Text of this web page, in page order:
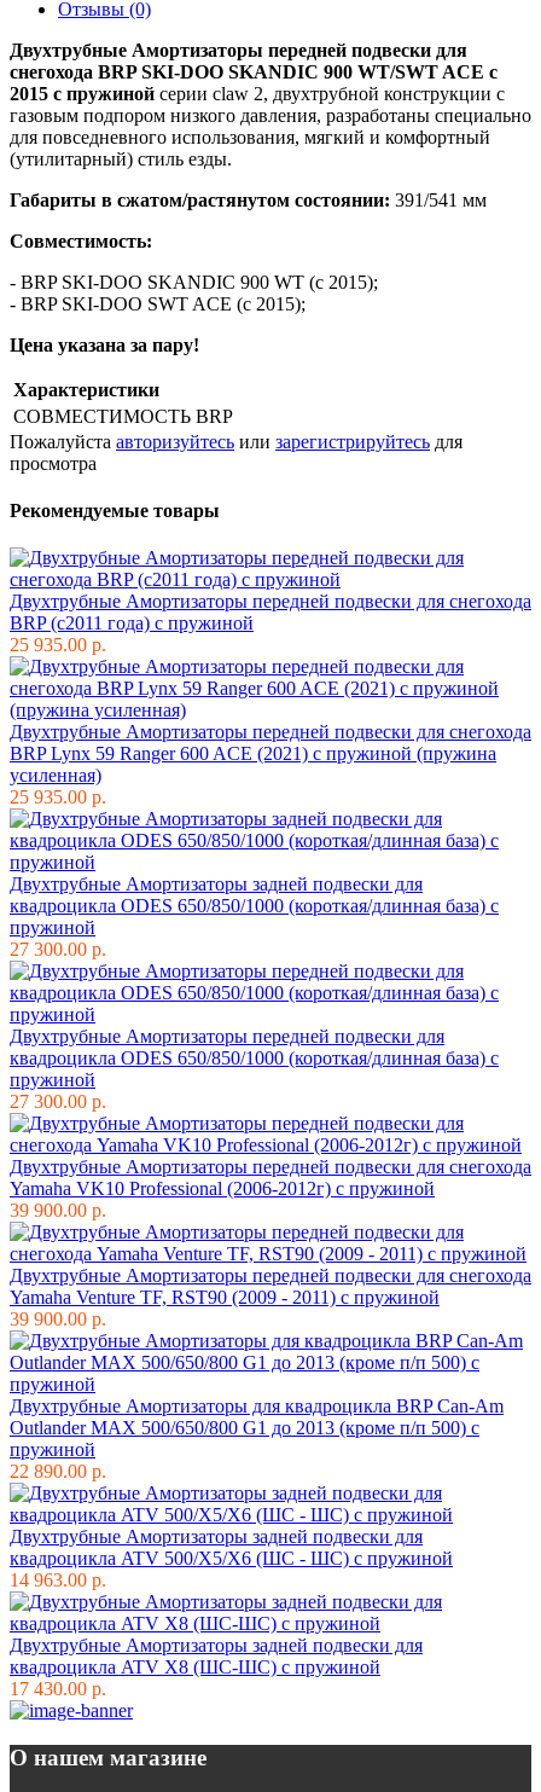
Отзывы (0)
Двухтрубные Амортизаторы передней подвески для
снегохода BRP SKI-DOO SKANDIC 900 WT/SWT ACE с
2015 с пружиной серии claw 2, двухтрубной конструкции с
газовым подпором низкого давления, разработаны специально
для повседневного использования, мягкий и комфортный
(утилитарный) стиль езды.
Габариты в сжатом/растянутом состоянии: 391/541 мм
Совместимость:
- BRP SKI-DOO SKANDIC 900 WT (с 2015);
- BRP SKI-DOO SWT ACE (с 2015);
Цена указана за пару!
Характеристики
СОВМЕСТИМОСТЬ BRP
Пожалуйста авторизуйтесь или зарегистрируйтесь для
просмотра
Рекомендуемые товары
Двухтрубные Амортизаторы передней подвески для снегохода
BRP (c2011 года) с пружиной
25 935.00 р.
Двухтрубные Амортизаторы передней подвески для снегохода
BRP Lynx 59 Ranger 600 ACE (2021) с пружиной (пружина
усиленная)
25 935.00 р.
Двухтрубные Амортизаторы задней подвески для
квадроцикла ODES 650/850/1000 (короткая/длинная база) с
пружиной
27 300.00 р.
Двухтрубные Амортизаторы передней подвески для
квадроцикла ODES 650/850/1000 (короткая/длинная база) с
пружиной
27 300.00 р.
Двухтрубные Амортизаторы передней подвески для снегохода
Yamaha VK10 Professional (2006-2012г) с пружиной
39 900.00 р.
Двухтрубные Амортизаторы передней подвески для снегохода
Yamaha Venture TF, RST90 (2009 - 2011) с пружиной
39 900.00 р.
Двухтрубные Амортизаторы для квадроцикла BRP Can-Am
Outlander MAX 500/650/800 G1 до 2013 (кроме п/п 500) с
пружиной
22 890.00 р.
Двухтрубные Амортизаторы задней подвески для
квадроцикла ATV 500/Х5/X6 (ШС - ШС) с пружиной
14 963.00 р.
Двухтрубные Амортизаторы задней подвески для
квадроцикла ATV Х8 (ШС-ШС) с пружиной
17 430.00 р.
О нашем магазине